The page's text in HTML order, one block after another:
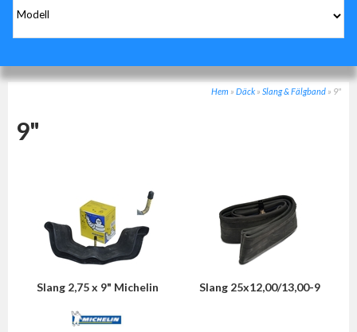
Hem » Däck » Slang & Fälgband » 9"
9"
Slang 2,75 x 9" Michelin Slang 25x12,00/13,00-9